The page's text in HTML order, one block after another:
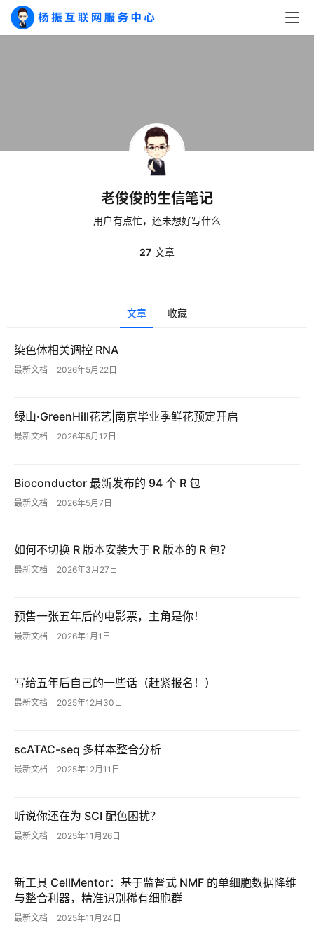
运
记
经
程
应
用
服
项
A
示
词
源
代
常
用
老俊俊的生信笔记
用户有点忙，还未想好写什么
27 文章
文章 收藏
染色体相关调控 RNA
最新文档 2026年5月22日
绿山·GreenHill花艺|南京毕业季鲜花预定开启
最新文档 2026年5月17日
Bioconductor 最新发布的 94 个 R 包
最新文档 2026年5月7日
如何不切换 R 版本安装大于 R 版本的 R 包？
最新文档 2026年3月27日
预售一张五年后的电影票，主角是你！
最新文档 2026年1月1日
写给五年后自己的一些话（赶紧报名！）
最新文档 2025年12月30日
scATAC-seq 多样本整合分析
最新文档 2025年12月11日
听说你还在为 SCI 配色困扰？
最新文档 2025年11月26日
新工具 CellMentor：基于监督式 NMF 的单细胞数据降维
与整合利器，精准识别稀有细胞群
最新文档 2025年11月24日